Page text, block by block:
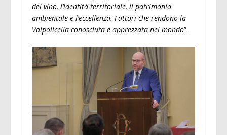
del vino, l’identità territoriale, il patrimonio
ambientale e l’eccellenza. Fattori che rendono la
Valpolicella conosciuta e apprezzata nel mondo”.